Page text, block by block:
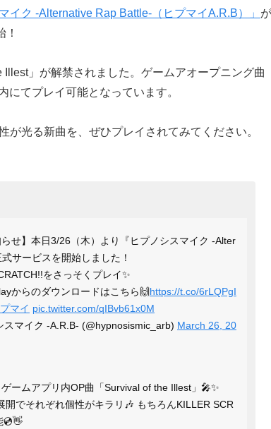
イク -Alternative Rap Battle-（ヒプマイA.R.B）」
」が解禁されました。ゲームアオープニング曲
にてプレイ可能となっています。
が光る新曲を、ぜひプレイされてみてください。
らせ】本日3/26（木）より『ヒプノシスマイク -Alter
サービスを開始しました！
をさっそくプレイ✨
からのダウンロードはこちら🙌https://t.co/6rLQPgI
マイ pic.twitter.com/qIBvb61x0M
マイク -A.R.B- (@hypnosismic_arb) March 26, 20
ゲームアプリ内OP曲「Survival of the Illest」🎤✨
開でそれぞれ個性がキラリ🎶 もちろんKILLER SCR
💿👋